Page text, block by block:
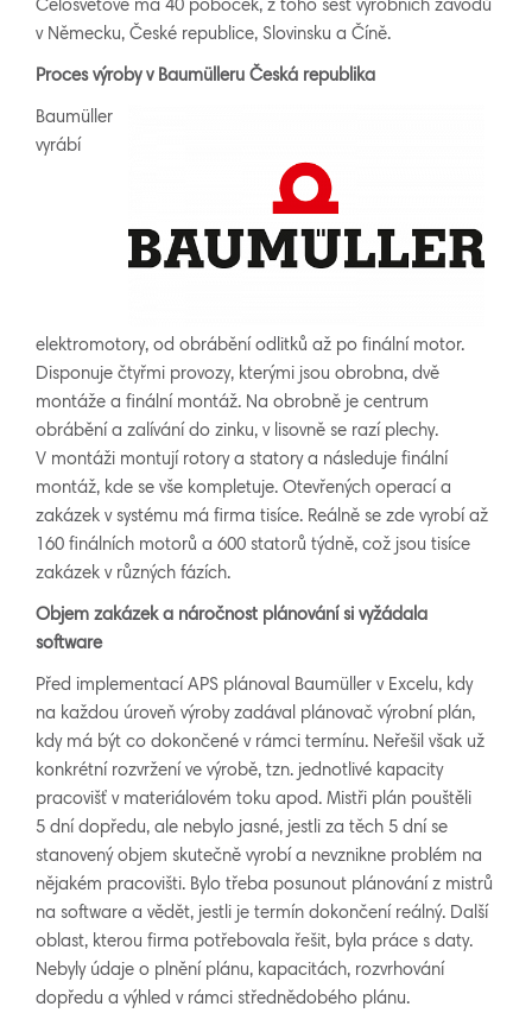
Celosvětově má 40 poboček, z toho šest výrobních závodů
v Německu, České republice, Slovinsku a Číně.
Proces výroby v Baumülleru Česká republika
Baumüller
vyrábí
elektromotory, od obrábění odlitků až po finální motor.
Disponuje čtyřmi provozy, kterými jsou obrobna, dvě
montáže a finální montáž. Na obrobně je centrum
obrábění a zalívání do zinku, v lisovně se razí plechy.
V montáži montují rotory a statory a následuje finální
montáž, kde se vše kompletuje. Otevřených operací a
zakázek v systému má firma tisíce. Reálně se zde vyrobí až
160 finálních motorů a 600 statorů týdně, což jsou tisíce
zakázek v různých fázích.
Objem zakázek a náročnost plánování si vyžádala
software
Před implementací APS plánoval Baumüller v Excelu, kdy
na každou úroveň výroby zadával plánovač výrobní plán,
kdy má být co dokončené v rámci termínu. Neřešil však už
konkrétní rozvržení ve výrobě, tzn. jednotlivé kapacity
pracovišť v materiálovém toku apod. Mistři plán pouštěli
5 dní dopředu, ale nebylo jasné, jestli za těch 5 dní se
stanovený objem skutečně vyrobí a nevznikne problém na
nějakém pracovišti. Bylo třeba posunout plánování z mistrů
na software a vědět, jestli je termín dokončení reálný. Další
oblast, kterou firma potřebovala řešit, byla práce s daty.
Nebyly údaje o plnění plánu, kapacitách, rozvrhování
dopředu a výhled v rámci střednědobého plánu.